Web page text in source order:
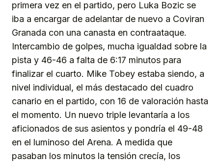
primera vez en el partido, pero Luka Bozic se
iba a encargar de adelantar de nuevo a Coviran
Granada con una canasta en contraataque.
Intercambio de golpes, mucha igualdad sobre la
pista y 46-46 a falta de 6:17 minutos para
finalizar el cuarto. Mike Tobey estaba siendo, a
nivel individual, el más destacado del cuadro
canario en el partido, con 16 de valoración hasta
el momento. Un nuevo triple levantaría a los
aficionados de sus asientos y pondría el 49-48
en el luminoso del Arena. A medida que
pasaban los minutos la tensión crecía, los